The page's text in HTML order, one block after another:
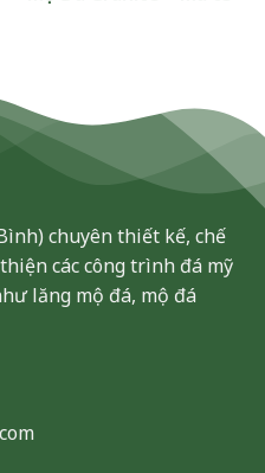
chuyên thiết kế, chế
các công trình đá mỹ
lăng mộ đá, mộ đá